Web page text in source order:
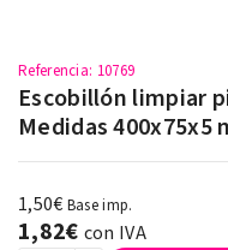
Referencia: 10769
Escobillón limpiar
Medidas 400x75x5
1,50€ Base imp.
1,82€ con IVA